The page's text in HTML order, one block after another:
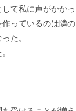
て私に声がかかっ
っているのは隣の
た。